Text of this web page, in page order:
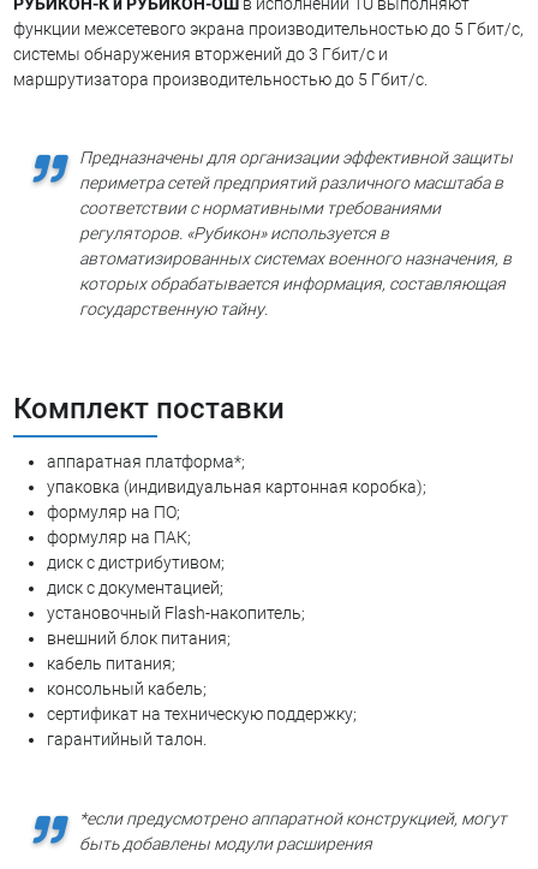
функции межсетевого экрана производительностью до 5 Гбит/с,
системы обнаружения вторжений до 3 Гбит/с и
маршрутизатора производительностью до 5 Гбит/с.
Предназначены для организации эффективной защиты
периметра сетей предприятий различного масштаба в
соответствии с нормативными требованиями
регуляторов. «Рубикон» используется в
автоматизированных системах военного назначения, в
которых обрабатывается информация, составляющая
государственную тайну.
Комплект поставки
аппаратная платформа*;
упаковка (индивидуальная картонная коробка);
формуляр на ПО;
формуляр на ПАК;
диск с дистрибутивом;
диск с документацией;
установочный Flash-накопитель;
внешний блок питания;
кабель питания;
консольный кабель;
сертификат на техническую поддержку;
гарантийный талон.
*если предусмотрено аппаратной конструкцией, могут
быть добавлены модули расширения